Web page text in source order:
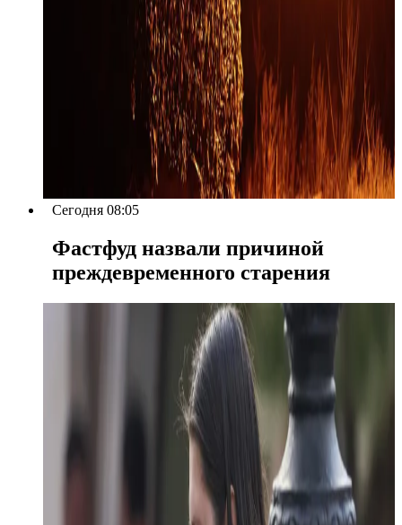
Сегодня 08:05
Фастфуд назвали причиной
преждевременного старения